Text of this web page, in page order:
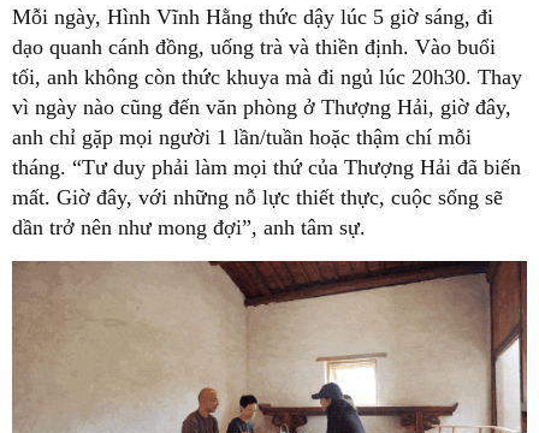
Mỗi ngày, Hình Vĩnh Hằng thức dậy lúc 5 giờ sáng, đi
dạo quanh cánh đồng, uống trà và thiền định. Vào buổi
tối, anh không còn thức khuya mà đi ngủ lúc 20h30. Thay
vì ngày nào cũng đến văn phòng ở Thượng Hải, giờ đây,
anh chỉ gặp mọi người 1 lần/tuần hoặc thậm chí mỗi
tháng. “Tư duy phải làm mọi thứ của Thượng Hải đã biến
mất. Giờ đây, với những nỗ lực thiết thực, cuộc sống sẽ
dần trở nên như mong đợi”, anh tâm sự.